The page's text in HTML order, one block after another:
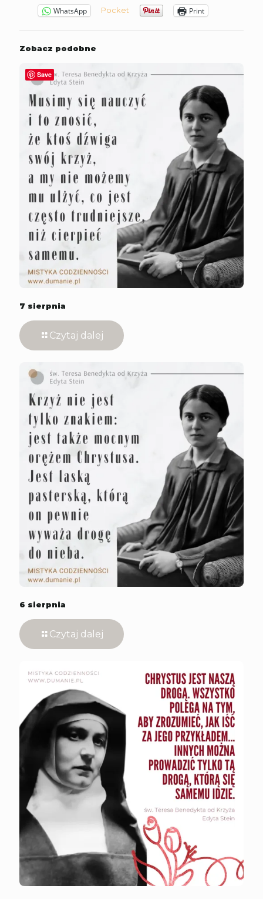
WhatsApp Pocket Print
Zobacz podobne
7 sierpnia
Czytaj dalej
6 sierpnia
Czytaj dalej
Save